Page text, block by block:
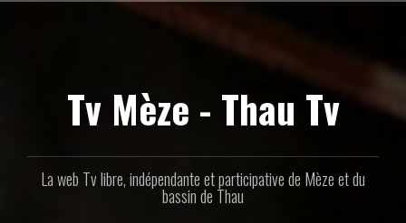
Tv Mèze - Thau Tv
La web Tv libre, indépendante et participative de Mèze et du
bassin de Thau